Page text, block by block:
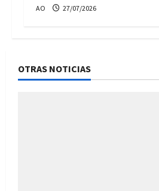
AO 27/07/2026
OTRAS NOTICIAS